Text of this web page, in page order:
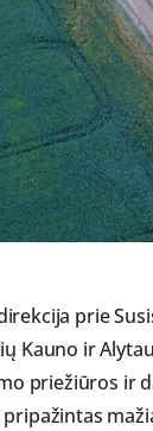
prie
Kauno ir
priežiūros ir